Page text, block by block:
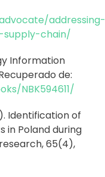
addressing-
chain/
Information
de:
NBK594611/
Identification of
in Poland during
65(4),